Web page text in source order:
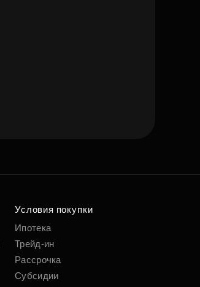
Условия покупки
Ипотека
Трейд-ин
Рассрочка
Субсидии